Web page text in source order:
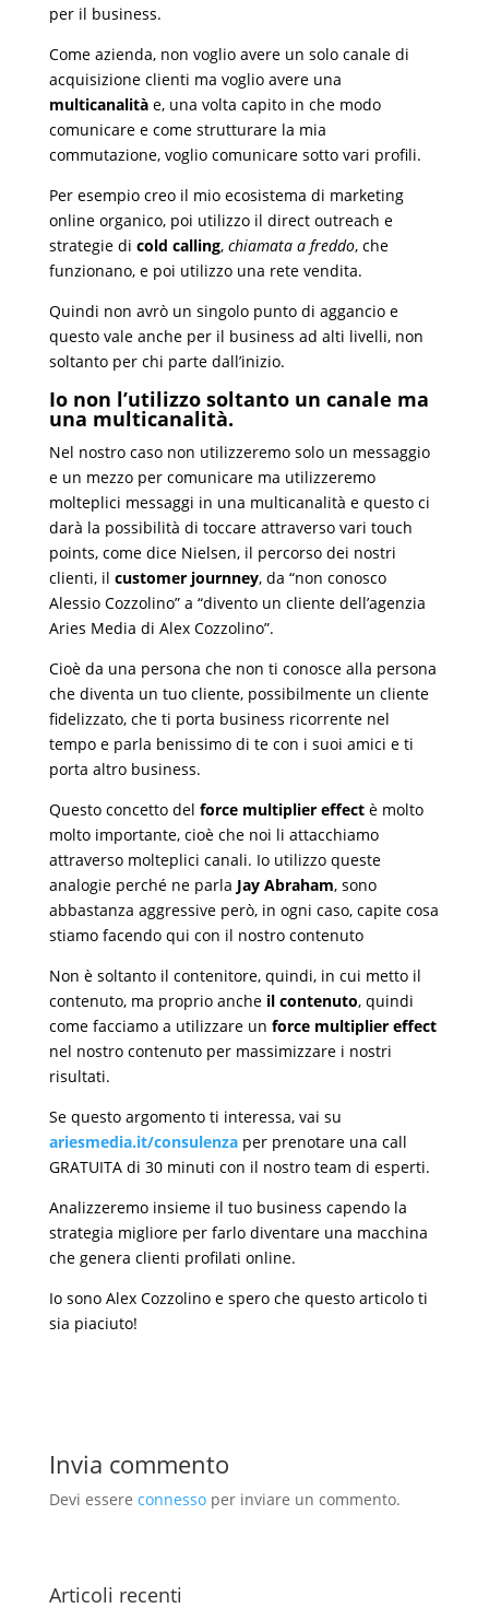
per il business.
Come azienda, non voglio avere un solo canale di
acquisizione clienti ma voglio avere una
multicanalitàe, una volta capito in che modo
comunicare e come strutturare la mia
commutazione, voglio comunicare sotto vari profili.
Per esempio creo il mio ecosistema di marketing
online organico, poi utilizzo il direct outreach e
strategie di cold calling, chiamata a freddo, che
funzionano, e poi utilizzo una rete vendita.
Quindi non avrò un singolo punto di aggancio e
questo vale anche per il business ad alti livelli, non
soltanto per chi parte dall’inizio.
Io non l’utilizzo soltanto un canale ma
una multicanalità.
Nel nostro caso non utilizzeremo solo un messaggio
e un mezzo per comunicare ma utilizzeremo
molteplici messaggi in una multicanalità e questo ci
darà la possibilità di toccare attraverso vari touch
points, come dice Nielsen, il percorso dei nostri
clienti, il customer journney, da “non conosco
Alessio Cozzolino” a “divento un cliente dell’agenzia
Aries Media di Alex Cozzolino”.
Cioè da una persona che non ti conosce alla persona
che diventa un tuo cliente, possibilmente un cliente
fidelizzato, che ti porta business ricorrente nel
tempo e parla benissimo di te con i suoi amici e ti
porta altro business.
Questo concetto del force multiplier effectè molto
molto importante, cioè che noi li attacchiamo
attraverso molteplici canali. Io utilizzo queste
analogie perché ne parla Jay Abraham, sono
abbastanza aggressive però, in ogni caso, capite cosa
stiamo facendo qui con il nostro contenuto
Non è soltanto il contenitore, quindi, in cui metto il
contenuto, ma proprio anche il contenuto, quindi
come facciamo a utilizzare un force multiplier effect
nel nostro contenuto per massimizzare i nostri
risultati.
Se questo argomento ti interessa, vai su
ariesmedia.it/consulenzaper prenotare una call
GRATUITA di 30 minuti con il nostro team di esperti.
Analizzeremo insieme il tuo business capendo la
strategia migliore per farlo diventare una macchina
che genera clienti profilati online.
Io sono Alex Cozzolino e spero che questo articolo ti
sia piaciuto!
Invia commento
Devi essere connessoper inviare un commento.
Articoli recenti